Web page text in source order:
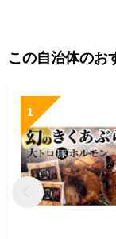
この自治体のお
1